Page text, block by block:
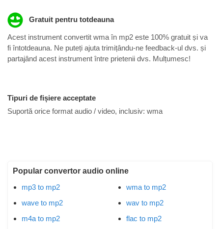
Gratuit pentru totdeauna
Acest instrument convertit wma în mp2 este 100% gratuit și va
fi întotdeauna. Ne puteți ajuta trimițându-ne feedback-ul dvs. și
partajând acest instrument între prietenii dvs. Mulțumesc!
Tipuri de fișiere acceptate
Suportă orice format audio / video, inclusiv: wma
Popular convertor audio online
mp3 to mp2
wave to mp2
m4a to mp2
wma to mp2
wav to mp2
flac to mp2